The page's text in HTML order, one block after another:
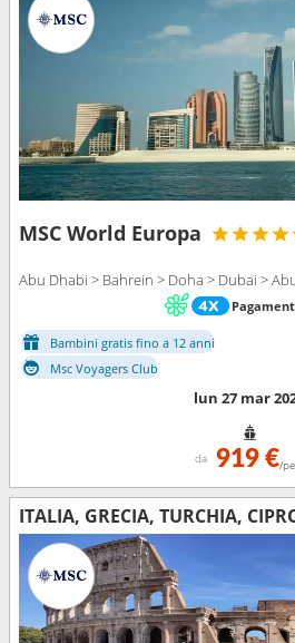
MSC World Europa
Abu Dhabi > Bahrein > Doha > Dubai >
Bambini gratis fino a 12 anni
Msc Voyagers Club
lun 27 mar
da 919 €/